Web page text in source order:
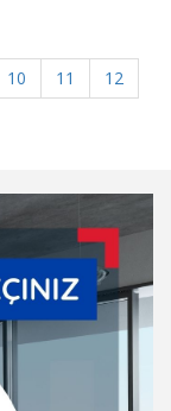
10 11
12